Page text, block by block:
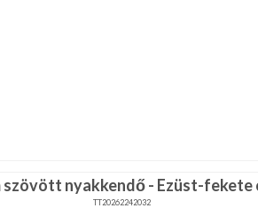
szövött nyakkendő - Ezüst-fekete
TT20262242032